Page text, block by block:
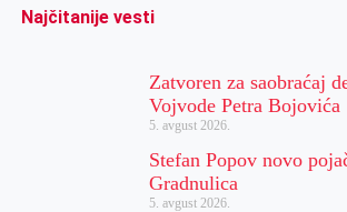
Najčitanije vesti
Zatvoren za saobraćaj
Vojvode Petra Bojovića
5. avgust 2026.
Stefan Popov novo
Gradnulica
5. avgust 2026.